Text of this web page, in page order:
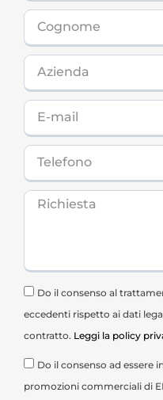
Do il consenso al
eccedenti rispetto ai dati
contratto. Leggi la policy
Do il consenso ad essere
promozioni commerciali di